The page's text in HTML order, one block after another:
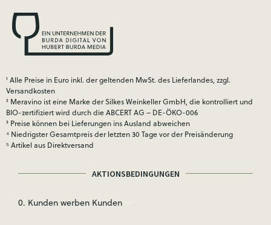
¹ Alle Preise in Euro inkl. der geltenden MwSt. des Lieferlandes, zzgl.
Versandkosten
² Meravino ist eine Marke der Silkes Weinkeller GmbH, die kontrolliert und
BIO-zertifiziert wird durch die ABCERT AG – DE-ÖKO-006
³ Preise können bei Lieferungen ins Ausland abweichen
⁴ Niedrigster Gesamtpreis der letzten 30 Tage vor der Preisänderung
⁵ Artikel aus Direktversand
AKTIONSBEDINGUNGEN
0. Kunden werben Kunden